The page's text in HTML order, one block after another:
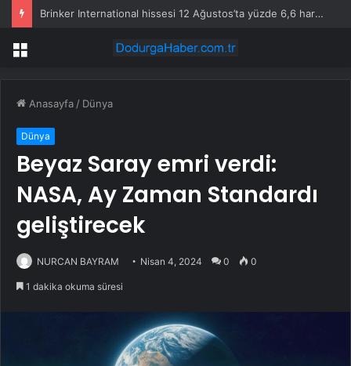
Brinker International hissesi 12 Ağustos’ta yüzde 6,6 hareket edebilir
Menü
Anasayfa / Dünya
Dünya
Beyaz Saray emri verdi:
NASA, Ay Zaman Standardı
geliştirecek
NURCAN BAYRAM Nisan 4, 2024 0 0
1 dakika okuma süresi